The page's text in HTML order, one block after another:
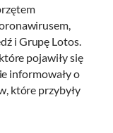
i Grupę Lotos.
pojawiły się
informowały o
które przybyły